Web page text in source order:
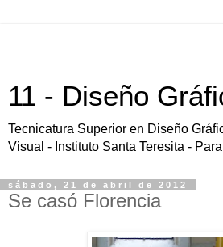
11 - Diseño
Tecnicatura Superior en Diseño
Visual - Instituto Santa Teresita -
sábado, 21 de abril de 2012
Se casó Florencia